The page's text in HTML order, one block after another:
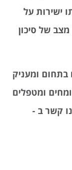
ישירות על
של סיכון
בתחום ומעניק
ומטפלים
קשר ב -